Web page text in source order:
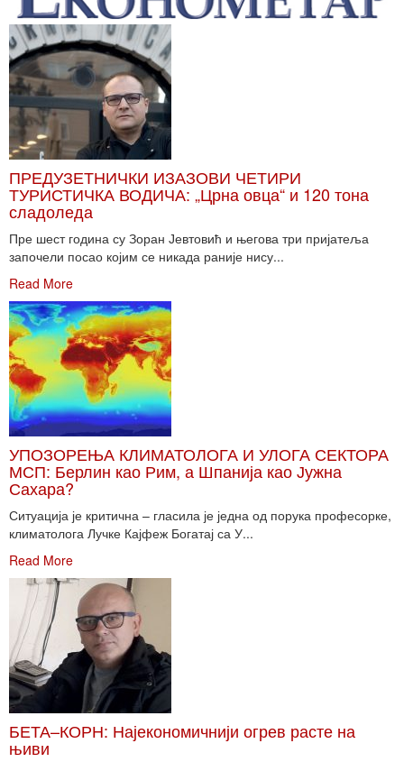
ПРЕДУЗЕТНИЧКИ ИЗАЗОВИ ЧЕТИРИ
ТУРИСТИЧКА ВОДИЧА: „Црна овца“ и 120 тона
сладоледа
Пре шест година су Зоран Јевтовић и његова три пријатеља
започели посао којим се никада раније нису...
Read More
УПОЗОРЕЊА КЛИМАТОЛОГА И УЛОГА СЕКТОРА
МСП: Берлин као Рим, а Шпанија као Јужна
Сахара?
Ситуација је критична – гласила је једна од порука професорке,
климатолога Лучке Кајфеж Богатај са У...
Read More
БЕТА–КОРН: Најекономичнији огрев расте на
њиви